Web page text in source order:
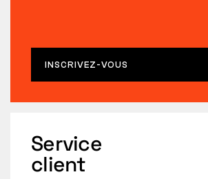
INSCRIVEZ-VOUS
Service
client